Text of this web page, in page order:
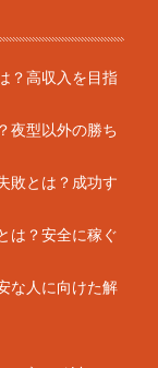
？高収入を目指
夜型以外の勝ち
敗とは？成功す
は？安全に稼ぐ
な人に向けた解